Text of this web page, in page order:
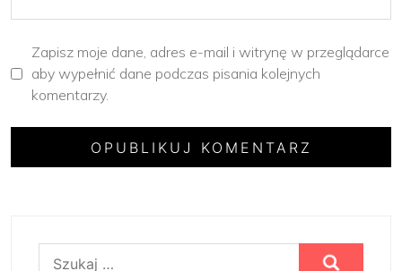
Zapisz moje dane, adres e-mail i witrynę w przeglądarce
aby wypełnić dane podczas pisania kolejnych
komentarzy.